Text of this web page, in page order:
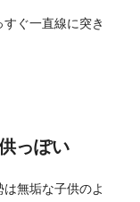
ぐ一直線に突き
っぽい
無垢な子供のよ